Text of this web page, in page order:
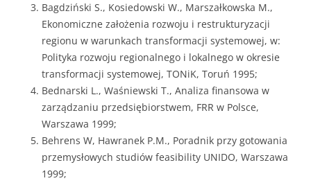
Bagdziński S., Kosiedowski W., Marszałkowska M.,
Ekonomiczne założenia rozwoju i restrukturyzacji
regionu w warunkach transformacji systemowej, w:
Polityka rozwoju regionalnego i lokalnego w okresie
transformacji systemowej, TONiK, Toruń 1995;
Bednarski L., Waśniewski T., Analiza finansowa w
zarządzaniu przedsiębiorstwem, FRR w Polsce,
Warszawa 1999;
Behrens W, Hawranek P.M., Poradnik przy gotowania
przemysłowych studiów feasibility UNIDO, Warszawa
1999;